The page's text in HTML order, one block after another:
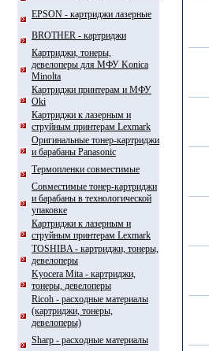
EPSON - картриджи лазерные
BROTHER - картриджи
Картриджи, тонеры,
девелоперы для МФУ Konica
Minolta
Картриджи принтерам и МФУ
Oki
Картриджи к лазерным и
струйным принтерам Lexmark
Оригинальные тонер-картриджи
и барабаны Panasonic
Термопленки совместимые
Совместимые тонер-картриджи
и барабаны в технологической
упаковке
Картриджи к лазерным и
струйным принтерам Lexmark
TOSHIBA - картриджи, тонеры,
девелоперы
Kyocera Mita - картриджи,
тонеры, девелоперы
Ricoh - расходные материалы
(картриджи, тонеры,
девелоперы)
Sharp - расходные материалы